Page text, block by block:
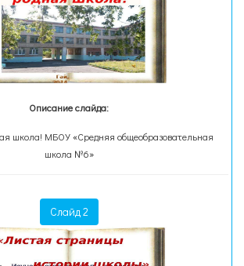
Описание слайда:
школа! МБОУ «Средняя общеобразовательная
школа №6»
Слайд 2